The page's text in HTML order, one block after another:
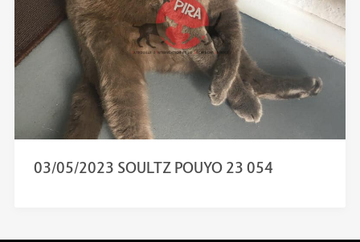
03/05/2023 SOULTZ POUYO 23 054